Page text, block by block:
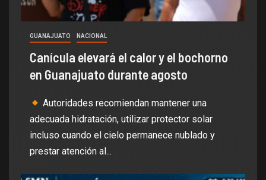
GUANAJUATO NACIONAL
Canícula elevará el calor y el bochorno
en Guanajuato durante agosto
Autoridades recomiendan mantener una
adecuada hidratación, utilizar protector solar
incluso cuando el cielo permanece nublado y
prestar atención al...